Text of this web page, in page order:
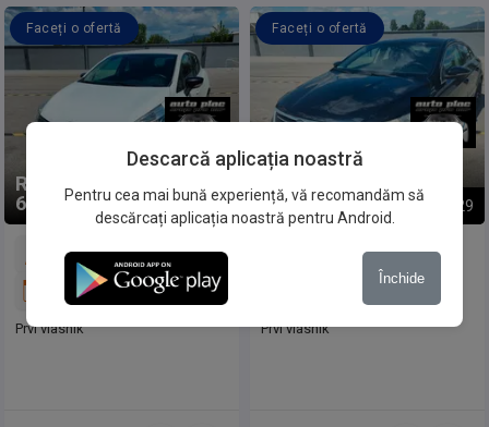
Renault Clio
6.300 €
Faceți o ofertă
1/ 30
161.223 km
Prvi vlasnik
Volkswagen
CC
6.990 €
Faceți o ofertă
29
Prvi vlasnik
Descarcă aplicația noastră
Pentru cea mai bună experiență, vă recomandăm să
descărcați aplicația noastră pentru Android.
Închide